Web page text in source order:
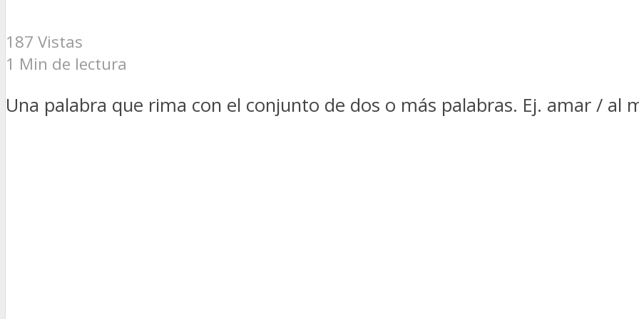
187 Vistas
1 Min de lectura
Una palabra que rima con el conjunto de dos o más palabras. Ej. amar / al